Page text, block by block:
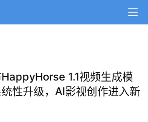
1.1视频生成模
性升级，AI影视创作进入新